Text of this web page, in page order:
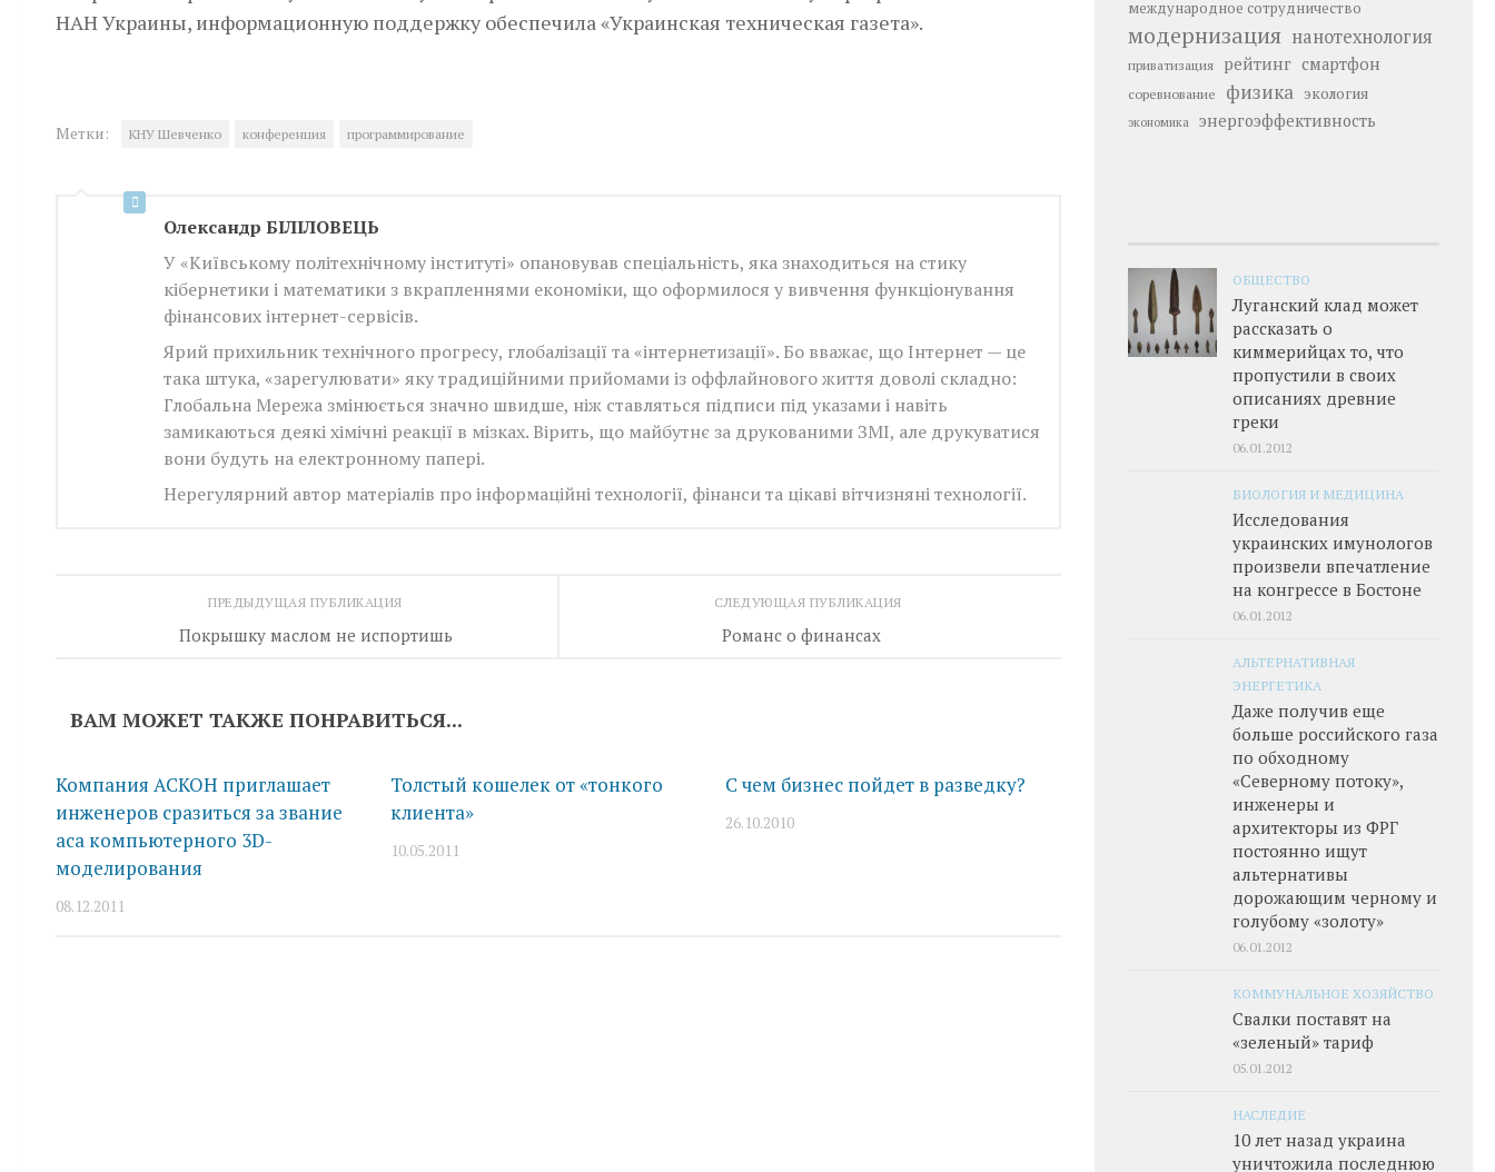
НАН Украины, информационную поддержку обеспечила «Украинская техническая газета».
Метки: КНУ Шевченко конференция программирование
Олександр БІЛІЛОВЕЦЬ
У «Київському політехнічному інституті» опановував спеціальність, яка знаходиться на стику
кібернетики і математики з вкрапленнями економіки, що оформилося у вивчення функціонування
фінансових інтернет-сервісів.
Ярий прихильник технічного прогресу, глобалізації та «інтернетизації». Бо вважає, що Інтернет — це
така штука, «зарегулювати» яку традиційними прийомами із оффлайнового життя доволі складно:
Глобальна Мережа змінюється значно швидше, ніж ставляться підписи під указами і навіть
замикаються деякі хімічні реакції в мізках. Вірить, що майбутнє за друкованими ЗМІ, але друкуватися
вони будуть на електронному папері.
Нерегулярний автор матеріалів про інформаційні технології, фінанси та цікаві вітчизняні технології.
СЛЕДУЮЩАЯ ПУБЛИКАЦИЯ
Романс о финансах
ПРЕДЫДУЩАЯ ПУБЛИКАЦИЯ
Покрышку маслом не испортишь
ВАМ МОЖЕТ ТАКЖЕ ПОНРАВИТЬСЯ...
Компания АСКОН приглашает
инженеров сразиться за звание
аса компьютерного 3D-
моделирования
08.12.2011
Толстый кошелек от «тонкого
клиента»
10.05.2011
С чем бизнес пойдет в разведку?
26.10.2010
международное сотрудничество
модернизация нанотехнология
приватизация рейтинг смартфон
соревнование физика экология
экономика энергоэффективность
ОБЩЕСТВО
Луганский клад может
рассказать о
киммерийцах то, что
пропустили в своих
описаниях древние
греки
06.01.2012
БИОЛОГИЯ И МЕДИЦИНА
Исследования
украинских имунологов
произвели впечатление
на конгрессе в Бостоне
06.01.2012
АЛЬТЕРНАТИВНАЯ
ЭНЕРГЕТИКА
Даже получив еще
больше российского газа
по обходному
«Северному потоку»,
инженеры и
архитекторы из ФРГ
постоянно ищут
альтернативы
дорожающим черному и
голубому «золоту»
06.01.2012
КОММУНАЛЬНОЕ ХОЗЯЙСТВО
Свалки поставят на
«зеленый» тариф
05.01.2012
НАСЛЕДИЕ
10 лет назад украина
уничтожила последнюю